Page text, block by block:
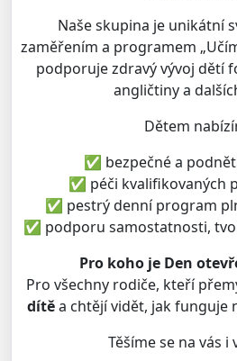
Naše skupina je unikátní
zaměřením a programem
podporuje zdravý vývoj dětí
angličtiny a
Dětem
✅ bezpečné a
✅ péči kvalifikovaných
✅ pestrý denní program
✅ podporu samostatnosti,
Pro koho je Den
Pro všechny rodiče, kteří
dítěa chtějí vidět, jak funguje
Těšíme se na vás i